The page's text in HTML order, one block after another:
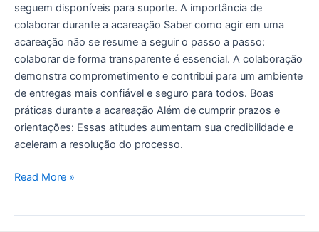
seguem disponíveis para suporte. A importância de
colaborar durante a acareação Saber como agir em uma
acareação não se resume a seguir o passo a passo:
colaborar de forma transparente é essencial. A colaboração
demonstra comprometimento e contribui para um ambiente
de entregas mais confiável e seguro para todos. Boas
práticas durante a acareação Além de cumprir prazos e
orientações: Essas atitudes aumentam sua credibilidade e
aceleram a resolução do processo.
Read More »